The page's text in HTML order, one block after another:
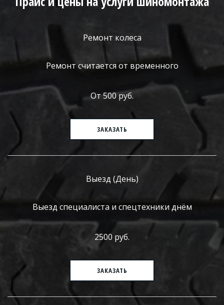
Ремонт колеса
Ремонт считается от временного
От 500 руб.
ЗАКАЗАТЬ
Выезд (День)
Выезд специалиста и спецтехники днём
2500 руб.
ЗАКАЗАТЬ